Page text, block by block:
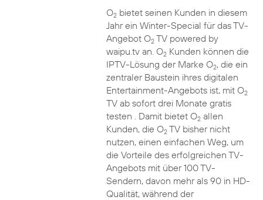
O2bietet seinen Kunden in diesem
Jahr ein Winter-Special für das TV-
Angebot O2TV powered by
waipu.tv an. O2Kunden können die
IPTV-Lösung der Marke O2, die ein
zentraler Baustein ihres digitalen
Entertainment-Angebots ist, mit O2
TV ab sofort drei Monate gratis
testen . Damit bietet O2allen
Kunden, die O2TV bisher nicht
nutzen, einen einfachen Weg, um
die Vorteile des erfolgreichen TV-
Angebots mit über 100 TV-
Sendern, davon mehr als 90 in HD-
Qualität, während der